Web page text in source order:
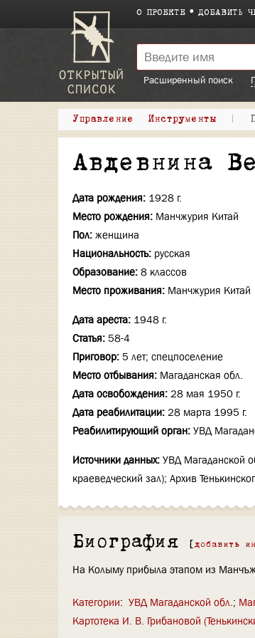
О ПРОЕКТЕ ДОБАВИТЬ
Расширенный поиск
Управление Инструменты |
Авдевнина
Дата рождения: 1928 г.
Место рождения: Манчжурия Китай
Пол: женщина
Национальность: русская
Образование: 8 классов
Место проживания: Манчжурия Китай
Дата ареста: 1948 г.
Статья: 58-4
Приговор: 5 лет; спецпоселение
Место отбывания: Магаданская обл.
Дата освобождения: 28 мая 1950 г.
Дата реабилитации: 28 марта 1995 г.
Реабилитирующий орган: УВД
Источники данных: УВД Магаданской
краеведческий зал); Архив
Биография [ добавить
На Колыму прибыла этапом из
Категории: УВД Магаданской обл.
Картотека И. В. Грибановой